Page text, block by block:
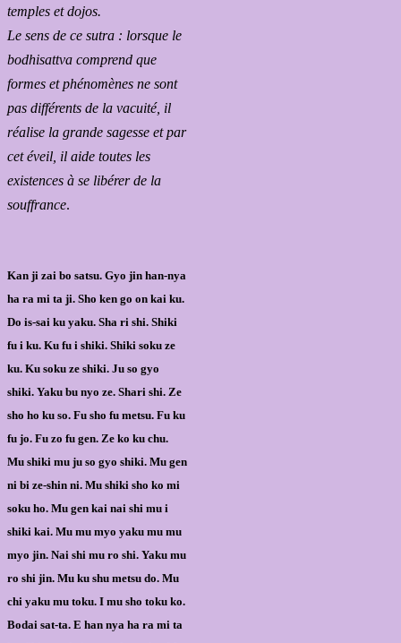
temples et dojos.
Le sens de ce sutra : lorsque le
bodhisattva comprend que
formes et phénomènes ne sont
pas différents de la vacuité, il
réalise la grande sagesse et par
cet éveil, il aide toutes les
existences à se libérer de la
souffrance.
Kan ji zai bo satsu. Gyo jin han-nya
ha ra mi ta ji. Sho ken go on kai ku.
Do is-sai ku yaku. Sha ri shi. Shiki
fu i ku. Ku fu i shiki. Shiki soku ze
ku. Ku soku ze shiki. Ju so gyo
shiki. Yaku bu nyo ze. Shari shi. Ze
sho ho ku so. Fu sho fu metsu. Fu ku
fu jo. Fu zo fu gen. Ze ko ku chu.
Mu shiki mu ju so gyo shiki. Mu gen
ni bi ze-shin ni. Mu shiki sho ko mi
soku ho. Mu gen kai nai shi mu i
shiki kai. Mu mu myo yaku mu mu
myo jin. Nai shi mu ro shi. Yaku mu
ro shi jin. Mu ku shu metsu do. Mu
chi yaku mu toku. I mu sho toku ko.
Bodai sat-ta. E han nya ha ra mi ta